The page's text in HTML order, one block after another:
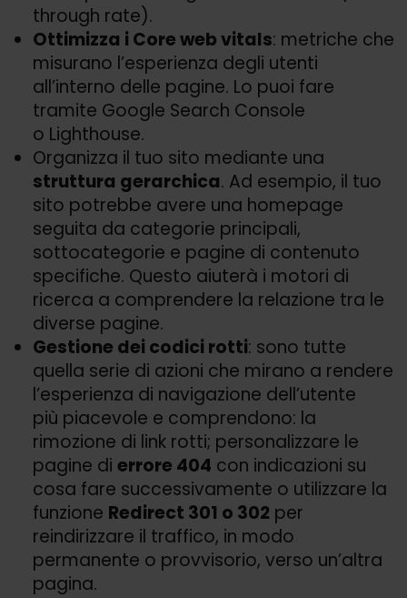
through rate).
Ottimizza i Core web vitals: metriche che
misurano l’esperienza degli utenti
all’interno delle pagine. Lo puoi fare
tramite Google Search Console
o Lighthouse.
Organizza il tuo sito mediante una
struttura gerarchica. Ad esempio, il tuo
sito potrebbe avere una homepage
seguita da categorie principali,
sottocategorie e pagine di contenuto
specifiche. Questo aiuterà i motori di
ricerca a comprendere la relazione tra le
diverse pagine.
Gestione dei codici rotti: sono tutte
quella serie di azioni che mirano a rendere
l’esperienza di navigazione dell’utente
più piacevole e comprendono: la
rimozione di link rotti; personalizzare le
pagine di errore 404 con indicazioni su
cosa fare successivamente o utilizzare la
funzione Redirect 301 o 302 per
reindirizzare il traffico, in modo
permanente o provvisorio, verso un’altra
pagina.